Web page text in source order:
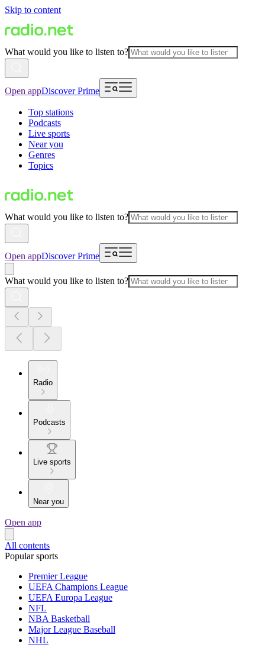
Skip to content
What would you like to listen to?
Open appDiscover Prime
Top stations
Podcasts
Live sports
Near you
Genres
Topics
What would you like to listen to?
Open appDiscover Prime
What would you like to listen to?
Radio
Podcasts
Live sports
Near you
Open app
All contents
Popular sports
Premier League
UEFA Champions League
UEFA Europa League
NFL
NBA Basketball
Major League Baseball
NHL